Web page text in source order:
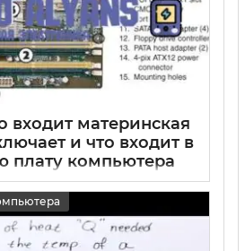
входит материнская
и что входит в
плату компьютера